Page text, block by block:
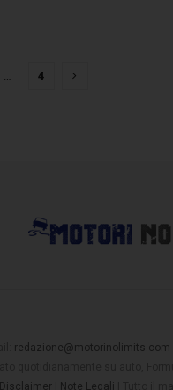
4
redazione@motorinolimits.com
Disclaimer Note Legali